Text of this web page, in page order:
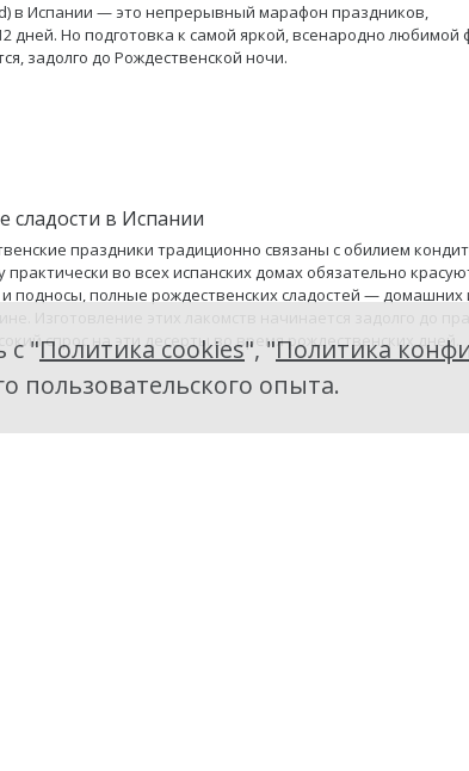
в Испании — это непрерывный марафон праздников,
дней. Но подготовка к самой яркой, всенародно любимой
задолго до Рождественской ночи.
сладости в Испании
праздники традиционно связаны с обилием
во всех испанских домах обязательно
подносы, полные рождественских сладостей — домашних
спрос на эти десерты во время рождественских дней.
с "Политика cookies", "Политика
пользовательского опыта.